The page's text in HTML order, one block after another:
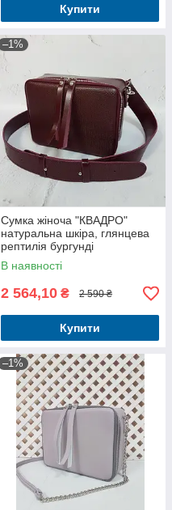
Купити
–1%
Сумка жіноча "КВАДРО"
натуральна шкіра, глянцева
рептилія бургунді
В наявності
2 564,10 ₴ 2 590 ₴
Купити
–1%